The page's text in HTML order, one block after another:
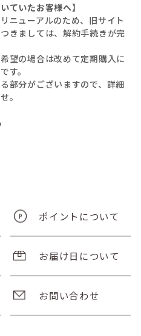
ていたお客様へ】
ニューアルのため、旧サイト
きましては、解約手続きが完
望の場合は改めて定期購入に
す。
部分がございますので、詳細
。
ポイントについて
お届け日について
お問い合わせ